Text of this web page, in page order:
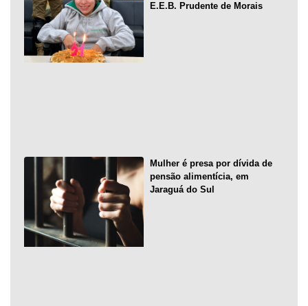
E.E.B. Prudente de Morais
Mulher é presa por dívida de
pensão alimentícia, em
Jaraguá do Sul